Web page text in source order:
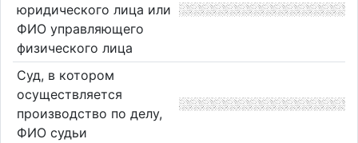
юридического лица или
ФИО управляющего
физического лица
Суд, в котором
осуществляется
производство по делу,
ФИО судьи